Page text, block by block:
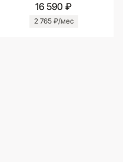
16 590 ₽
2 765 ₽/мес